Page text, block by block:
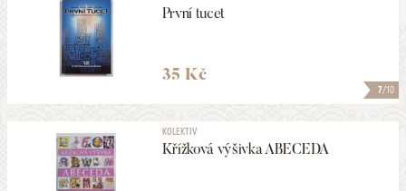
7/10
První tucet
35 Kč
KOLEKTIV
Křížková výšivka ABECEDA